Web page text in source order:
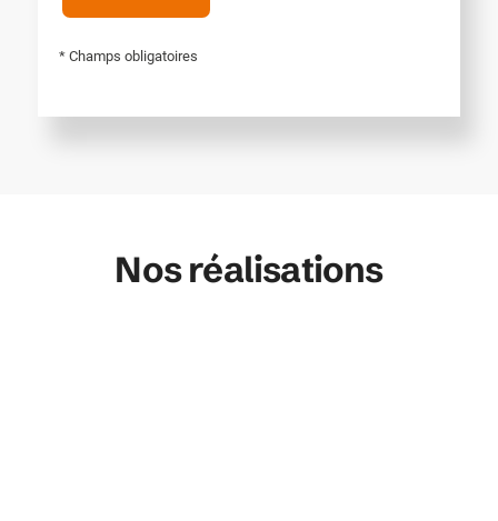
* Champs obligatoires
Nos réalisations